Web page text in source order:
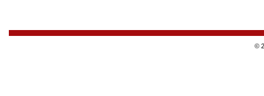
©